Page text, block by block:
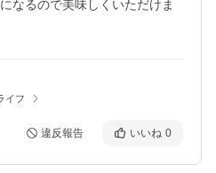
なるので美味しくいただけま
イフ
違反報告 いいね 0